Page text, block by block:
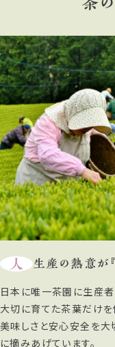
人 生産の熱意が
日本に唯一茶園に生産
大切に育てた茶葉だけを
美味しさと安心安全を
に摘みあげています。